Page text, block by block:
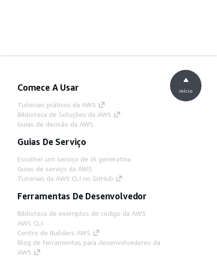
Comece A Usar
Tutoriais práticos da AWS
Biblioteca de Soluções da AWS
Guias de decisão da AWS
Guias De Serviço
Escolher um serviço de IA generativa
Guias de serviço da AWS
Tutoriais da AWS CLI no GitHub
Ferramentas De Desenvolvedor
Biblioteca de exemplos de código da AWS
AWS CLI
Centro de Builders AWS
Blog de ferramentas para desenvolvedores da
AWS
início